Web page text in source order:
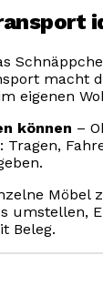
macht
eigenen
können –
Möbel
umstellen,
Beleg.